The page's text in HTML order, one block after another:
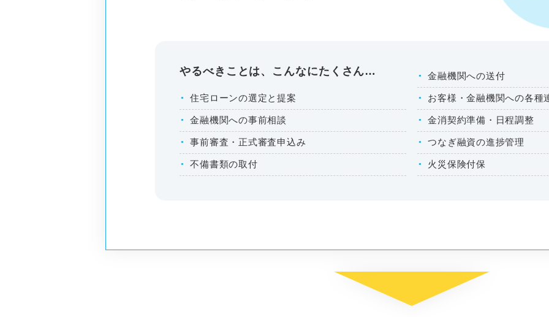
やるべきことは、こんなにたくさん…
住宅ローンの選定と提案
金融機関への事前相談
事前審査・正式審査申込み
不備書類の取付
金融機関への送付
お客様・金融機関への各種
金消契約準備・日程調整
つなぎ融資の進捗管理
火災保険付保